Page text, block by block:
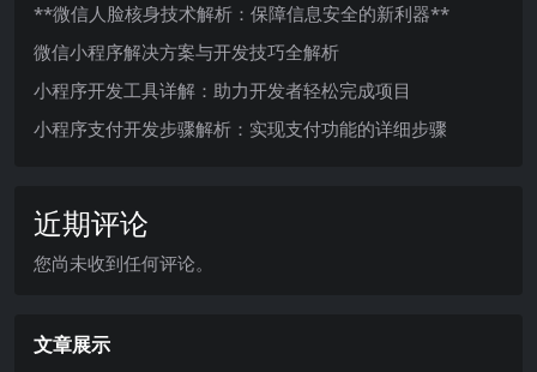
**微信人脸核身技术解析：保障信息安全的新利器**
微信小程序解决方案与开发技巧全解析
小程序开发工具详解：助力开发者轻松完成项目
小程序支付开发步骤解析：实现支付功能的详细步骤
近期评论
您尚未收到任何评论。
文章展示